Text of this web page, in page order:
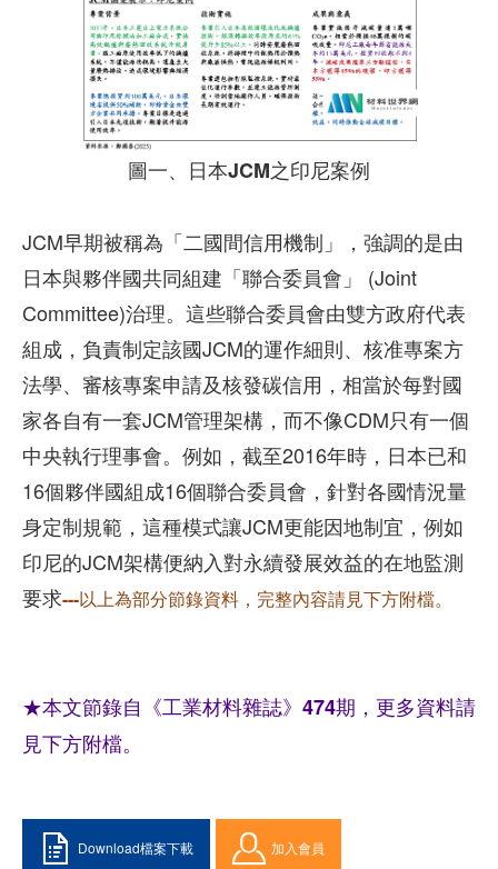
圖一、日本JCM之印尼案例
JCM早期被稱為「二國間信用機制」，強調的是由
日本與夥伴國共同組建「聯合委員會」 (Joint
Committee)治理。這些聯合委員會由雙方政府代表
組成，負責制定該國JCM的運作細則、核准專案方
法學、審核專案申請及核發碳信用，相當於每對國
家各自有一套JCM管理架構，而不像CDM只有一個
中央執行理事會。例如，截至2016年時，日本已和
16個夥伴國組成16個聯合委員會，針對各國情況量
身定制規範，這種模式讓JCM更能因地制宜，例如
印尼的JCM架構便納入對永續發展效益的在地監測
要求---以上為部分節錄資料，完整內容請見下方附檔。
★本文節錄自《工業材料雜誌》474期，更多資料請
見下方附檔。
Download檔案下載 加入會員